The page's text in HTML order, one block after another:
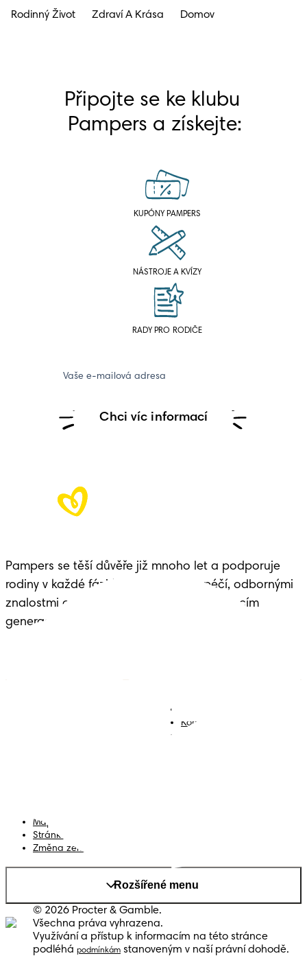
Rodinný Život Zdraví A Krása Domov
Připojte se ke klubu
Pampers a získejte:
KUPÓNY PAMPERS
NÁSTROJE A KVÍZY
RADY PRO RODIČE
Vaše e-mailová adresa
Chci víc informací
Pampers se těší důvěře již mnoho let a podporuje
rodiny v každé fázi života dítěte – s péčí, odbornými
znalostmi a dědictvím předávaným budoucím
generacím.
Kontakt
Mapa stránek
Stránka PG
Změna země/kraje
Rozšířené menu
© 2026 Procter & Gamble.
Všechna práva vyhrazena.
Využívání a přístup k informacím na této stránce
podléhá podmínkám stanoveným v naší právní dohodě.